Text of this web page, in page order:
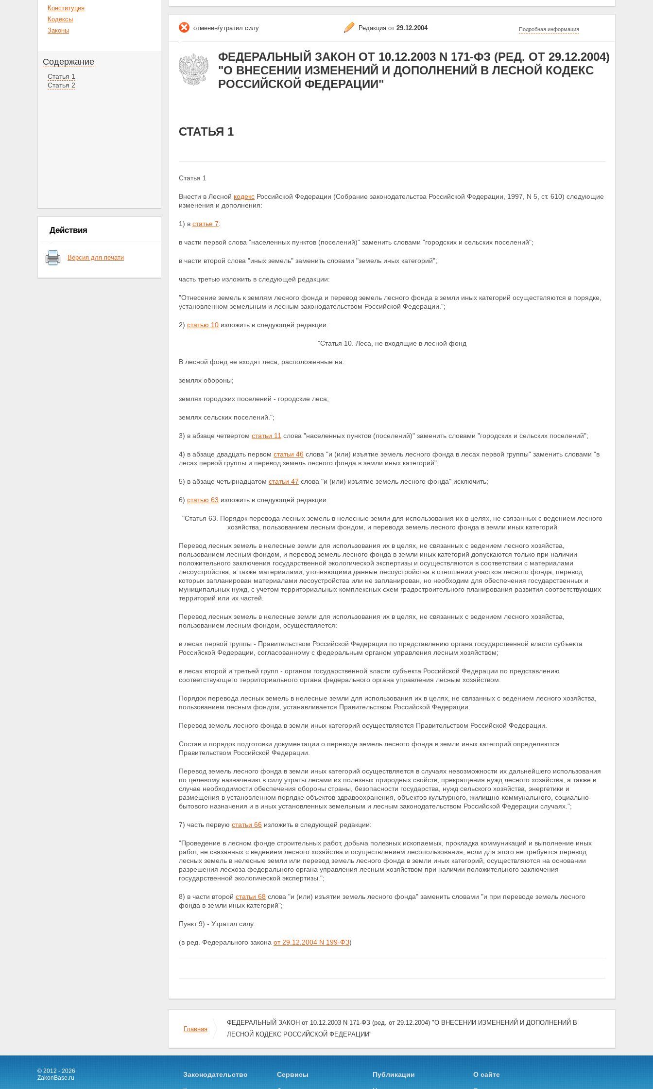
Конституция
Кодексы
Законы
Содержание
Статья 1
Статья 2
Действия
Версия для печати
отменен/утратил силу Редакция от 29.12.2004 Подробная информация
ФЕДЕРАЛЬНЫЙ ЗАКОН ОТ 10.12.2003 N 171-ФЗ (РЕД. ОТ 29.12.2004)
"О ВНЕСЕНИИ ИЗМЕНЕНИЙ И ДОПОЛНЕНИЙ В ЛЕСНОЙ КОДЕКС
РОССИЙСКОЙ ФЕДЕРАЦИИ"
СТАТЬЯ 1
Статья 1
Внести в Лесной кодекс Российской Федерации (Собрание законодательства Российской Федерации, 1997, N 5, ст. 610) следующие
изменения и дополнения:
1) в статье 7:
в части первой слова "населенных пунктов (поселений)" заменить словами "городских и сельских поселений";
в части второй слова "иных земель" заменить словами "земель иных категорий";
часть третью изложить в следующей редакции:
"Отнесение земель к землям лесного фонда и перевод земель лесного фонда в земли иных категорий осуществляются в порядке,
установленном земельным и лесным законодательством Российской Федерации.";
2) статью 10 изложить в следующей редакции:
"Статья 10. Леса, не входящие в лесной фонд
В лесной фонд не входят леса, расположенные на:
землях обороны;
землях городских поселений - городские леса;
землях сельских поселений.";
3) в абзаце четвертом статьи 11 слова "населенных пунктов (поселений)" заменить словами "городских и сельских поселений";
4) в абзаце двадцать первом статьи 46 слова "и (или) изъятие земель лесного фонда в лесах первой группы" заменить словами "в
лесах первой группы и перевод земель лесного фонда в земли иных категорий";
5) в абзаце четырнадцатом статьи 47 слова "и (или) изъятие земель лесного фонда" исключить;
6) статью 63 изложить в следующей редакции:
"Статья 63. Порядок перевода лесных земель в нелесные земли для использования их в целях, не связанных с ведением лесного
хозяйства, пользованием лесным фондом, и перевода земель лесного фонда в земли иных категорий
Перевод лесных земель в нелесные земли для использования их в целях, не связанных с ведением лесного хозяйства,
пользованием лесным фондом, и перевод земель лесного фонда в земли иных категорий допускаются только при наличии
положительного заключения государственной экологической экспертизы и осуществляются в соответствии с материалами
лесоустройства, а также материалами, уточняющими данные лесоустройства в отношении участков лесного фонда, перевод
которых запланирован материалами лесоустройства или не запланирован, но необходим для обеспечения государственных и
муниципальных нужд, с учетом территориальных комплексных схем градостроительного планирования развития соответствующих
территорий или их частей.
Перевод лесных земель в нелесные земли для использования их в целях, не связанных с ведением лесного хозяйства,
пользованием лесным фондом, осуществляется:
в лесах первой группы - Правительством Российской Федерации по представлению органа государственной власти субъекта
Российской Федерации, согласованному с федеральным органом управления лесным хозяйством;
в лесах второй и третьей групп - органом государственной власти субъекта Российской Федерации по представлению
соответствующего территориального органа федерального органа управления лесным хозяйством.
Порядок перевода лесных земель в нелесные земли для использования их в целях, не связанных с ведением лесного хозяйства,
пользованием лесным фондом, устанавливается Правительством Российской Федерации.
Перевод земель лесного фонда в земли иных категорий осуществляется Правительством Российской Федерации.
Состав и порядок подготовки документации о переводе земель лесного фонда в земли иных категорий определяются
Правительством Российской Федерации.
Перевод земель лесного фонда в земли иных категорий осуществляется в случаях невозможности их дальнейшего использования
по целевому назначению в силу утраты лесами их полезных природных свойств, прекращения нужд лесного хозяйства, а также в
случае необходимости обеспечения обороны страны, безопасности государства, нужд сельского хозяйства, энергетики и
размещения в установленном порядке объектов здравоохранения, объектов культурного, жилищно-коммунального, социально-
бытового назначения и в иных установленных земельным и лесным законодательством Российской Федерации случаях.";
7) часть первую статьи 66 изложить в следующей редакции:
"Проведение в лесном фонде строительных работ, добыча полезных ископаемых, прокладка коммуникаций и выполнение иных
работ, не связанных с ведением лесного хозяйства и осуществлением лесопользования, если для этого не требуется перевод
лесных земель в нелесные земли или перевод земель лесного фонда в земли иных категорий, осуществляются на основании
разрешения лесхоза федерального органа управления лесным хозяйством при наличии положительного заключения
государственной экологической экспертизы.";
8) в части второй статьи 68 слова "и (или) изъятии земель лесного фонда" заменить словами "и при переводе земель лесного
фонда в земли иных категорий";
Пункт 9) - Утратил силу.
(в ред. Федерального закона от 29.12.2004 N 199-ФЗ)
Главная
ФЕДЕРАЛЬНЫЙ ЗАКОН от 10.12.2003 N 171-ФЗ (ред. от 29.12.2004) "О ВНЕСЕНИИ ИЗМЕНЕНИЙ И ДОПОЛНЕНИЙ В
ЛЕСНОЙ КОДЕКС РОССИЙСКОЙ ФЕДЕРАЦИИ"
© 2012 - 2026
ZakonBase.ru
Законодательство Сервисы Публикации О сайте